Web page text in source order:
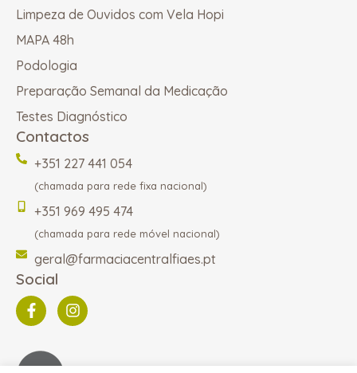
Limpeza de Ouvidos com Vela Hopi
MAPA 48h
Podologia
Preparação Semanal da Medicação
Testes Diagnóstico
Contactos
+351 227 441 054
(chamada para rede fixa nacional)
+351 969 495 474
(chamada para rede móvel nacional)
geral@farmaciacentralfiaes.pt
Social